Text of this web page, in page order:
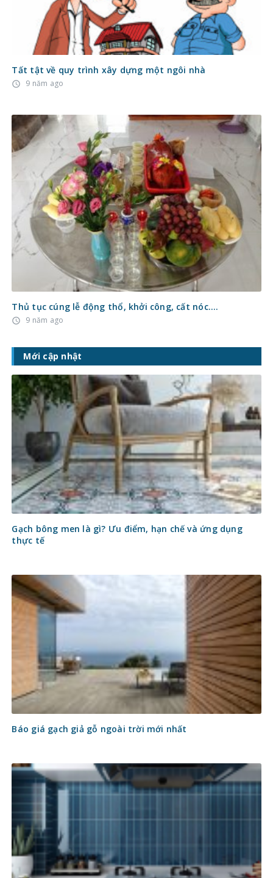
Tất tật về quy trình xây dựng một ngôi nhà
access_time 9 năm ago
Thủ tục cúng lễ động thổ, khởi công, cất nóc….
access_time 9 năm ago
Mới cập nhật
Gạch bông men là gì? Ưu điểm, hạn chế và ứng dụng
thực tế
Báo giá gạch giả gỗ ngoài trời mới nhất